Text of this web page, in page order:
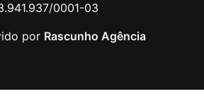
0001-03
por Rascunho Agência